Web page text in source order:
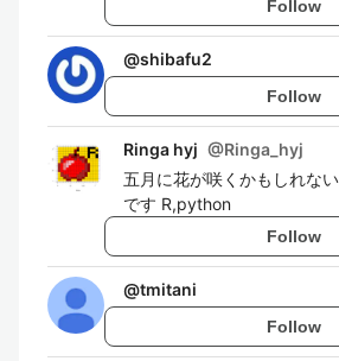
Follow
@shibafu2
Follow
Ringa hyj @Ringa_hyj
五月に花が咲くかもしれな
です R,python
Follow
@tmitani
Follow